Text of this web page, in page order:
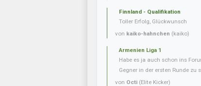
Finnland - Qualifikation
Toller Erfolg, Glückwunsch
von kaiko-hahnchen (kaiko)
Armenien Liga 1
Habe es ja auch schon ins
Gegner in der ersten Runde zu
von Octi (Elite Kicker)